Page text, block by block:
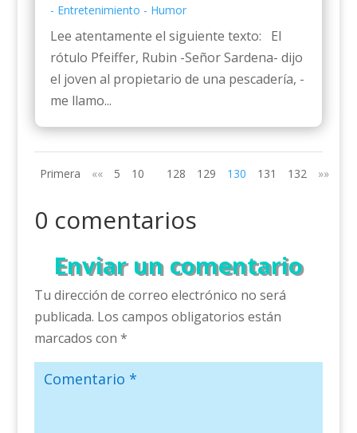
- Entretenimiento - Humor
Lee atentamente el siguiente texto: El
rótulo Pfeiffer, Rubin -Señor Sardena- dijo
el joven al propietario de una pescadería, -
me llamo...
Primera «« 5 10 128 129 130 131 132 »»
0 comentarios
Enviar un comentario
Tu dirección de correo electrónico no será
publicada. Los campos obligatorios están
marcados con *